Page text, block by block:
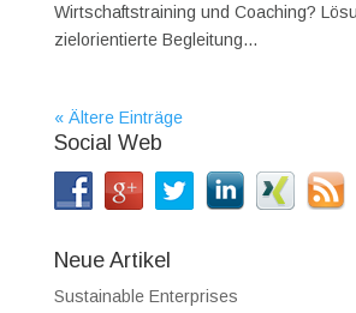
Wirtschaftstraining und Coaching?
zielorientierte Begleitung...
« Ältere Einträge
Social Web
Neue Artikel
Sustainable Enterprises